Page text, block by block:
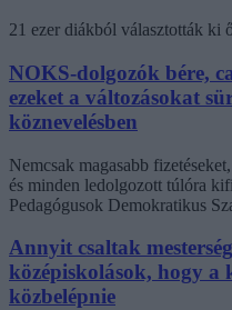
21 ezer diákból választották ki
NOKS-dolgozók bére,
ezeket a változásokat
köznevelésben
Nemcsak magasabb
és minden ledolgozott túlóra
Pedagógusok Demokratikus
Annyit csaltak
középiskolások, hogy
közbelépnie